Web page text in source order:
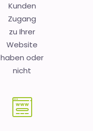
Kunden
Zugang
zu Ihrer
Website
haben oder
nicht